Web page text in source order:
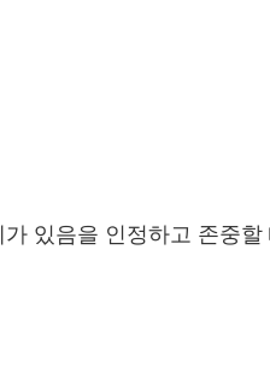
있음을 인정하고 존중